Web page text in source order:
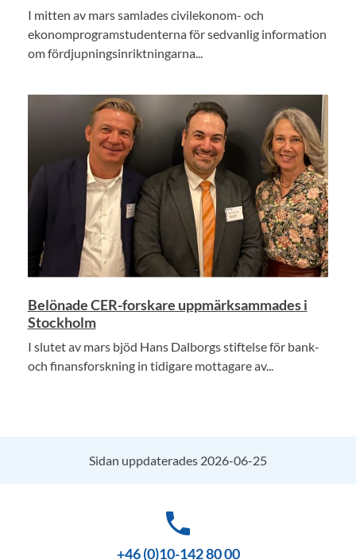
I mitten av mars samlades civilekonom- och
ekonomprogramstudenterna för sedvanlig information
om fördjupningsinriktningarna...
Belönade CER-forskare uppmärksammades i
Stockholm
I slutet av mars bjöd Hans Dalborgs stiftelse för bank-
och finansforskning in tidigare mottagare av...
Sidan uppdaterades 2026-06-25
phone
+46 (0)10-142 80 00